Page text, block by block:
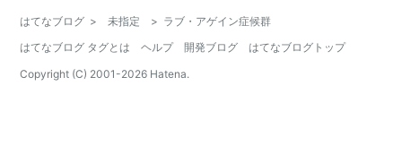
はてなブログ > 未指定 > ラブ・アゲイン症候群
はてなブログ タグとは
ヘルプ 開発ブログ
はてなブログトップ
Copyright (C) 2001-2026 Hatena.